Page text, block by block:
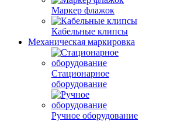
Маркер флажок
Кабельные клипсы
Механическая маркировка
Стационарное
оборудование
Ручное оборудование